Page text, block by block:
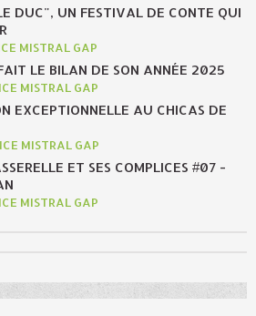
DUC", UN FESTIVAL DE CONTE QUI
MISTRAL GAP
LE BILAN DE SON ANNÉE 2025
MISTRAL GAP
EXCEPTIONNELLE AU CHICAS DE
MISTRAL GAP
ET SES COMPLICES #07 -
MISTRAL GAP